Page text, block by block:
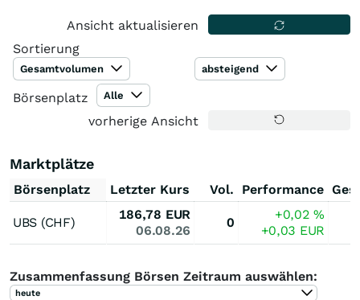
Ansicht aktualisieren
Sortierung
Gesamtvolumen absteigend
Börsenplatz Alle
vorherige Ansicht
Marktplätze
Börsenplatz Letzter Kurs Vol. Performance
UBS (CHF)
186,78 EUR
06.08.26
0
+0,02%
+0,03 EUR
Zusammenfassung Börsen Zeitraum auswählen:
heute